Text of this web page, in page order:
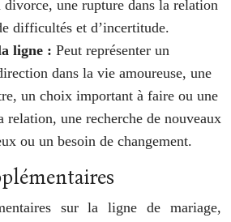
divorce, une rupture dans la relation
difficultés et d’incertitude.
ligne : Peut représenter un
dans la vie amoureuse, une
un choix important à faire ou une
relation, une recherche de nouveaux
ou un besoin de changement.
sur la ligne de mariage,